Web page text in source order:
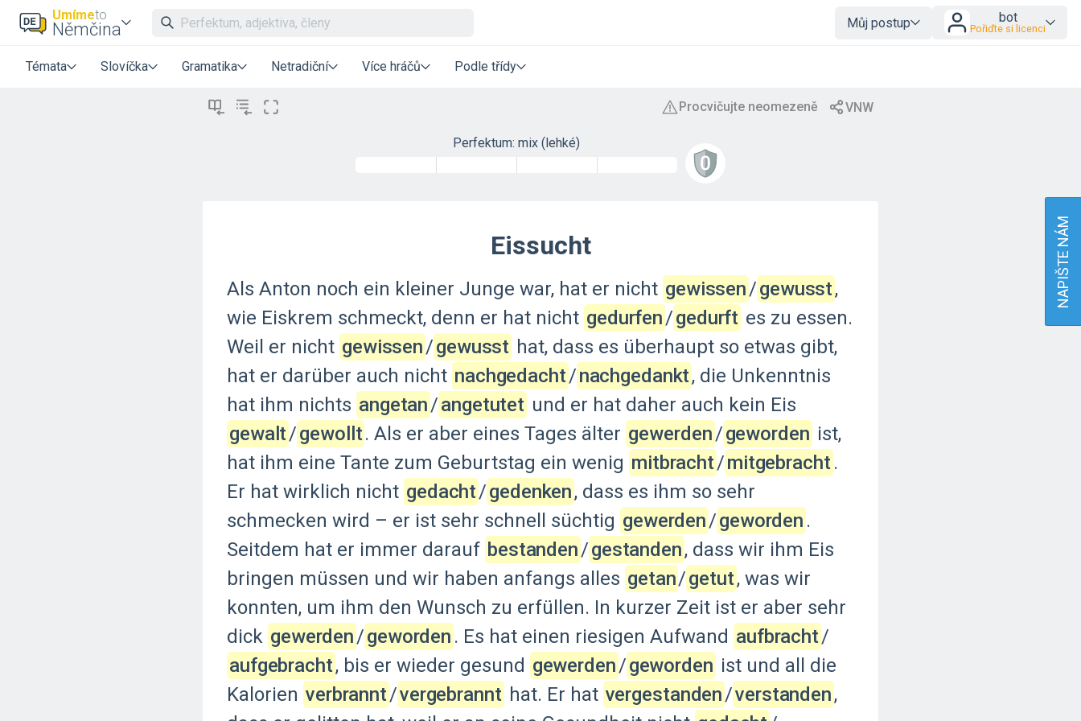
Umímeto
Němčina Můj postup bot
Pořiďte si licenci
Témata Slovíčka Gramatika Netradiční Více hráčů Podle třídy
Perfektum: mix (lehké)
Eissucht
Als Anton noch ein kleiner Junge war, hat er nicht gewissen‍/‌gewusst,
wie Eiskrem schmeckt, denn er hat nicht gedurfen‍/‌gedurft es zu essen.
Weil er nicht gewissen‍/‌gewusst hat, dass es überhaupt so etwas gibt,
hat er darüber auch nicht nachgedacht‍/‌nachgedankt, die Unkenntnis
hat ihm nichts angetan‍/‌angetutet und er hat daher auch kein Eis
gewalt‍/‌gewollt. Als er aber eines Tages älter gewerden‍/‌geworden ist,
hat ihm eine Tante zum Geburtstag ein wenig mitbracht‍/‌mitgebracht .
Er hat wirklich nicht gedacht‍/‌gedenken, dass es ihm so sehr
schmecken wird – er ist sehr schnell süchtig gewerden‍/‌geworden .
Seitdem hat er immer darauf bestanden‍/‌gestanden, dass wir ihm Eis
bringen müssen und wir haben anfangs alles getan‍/‌getut, was wir
konnten, um ihm den Wunsch zu erfüllen. In kurzer Zeit ist er aber sehr
dick gewerden‍/‌geworden . Es hat einen riesigen Aufwand aufbracht‍/‌
aufgebracht, bis er wieder gesund gewerden‍/‌geworden ist und all
die
Kalorien verbrannt‍/‌vergebrannt hat. Er hat vergestanden‍/‌verstanden,
NAPIŠTE NÁM